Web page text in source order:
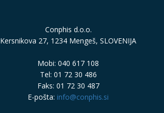
Conphis d.o.o.
Kersnikova 27, 1234 Mengeš, SLOVENIJA
Mobi: 040 617 108
Tel: 01 72 30 486
Faks: 01 72 30 487
E-pošta: info@conphis.si